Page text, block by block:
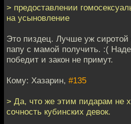
> предоставлении
на усыновление
Это пиздец. Лучше уж сиротой
папу с мамой получить. :(
победит и закон не примут.
Кому: Хазарин, #135
> Да, что же этим пидарам не
сочность кубинских девок.